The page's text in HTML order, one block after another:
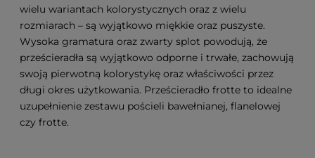
wielu wariantach kolorystycznych oraz z wielu
rozmiarach – są wyjątkowo miękkie oraz puszyste.
Wysoka gramatura oraz zwarty splot powodują, że
prześcieradła są wyjątkowo odporne i trwałe, zachowują
swoją pierwotną kolorystykę oraz właściwości przez
długi okres użytkowania. Prześcieradło frotte to idealne
uzupełnienie zestawu pościeli bawełnianej, flanelowej
czy frotte.